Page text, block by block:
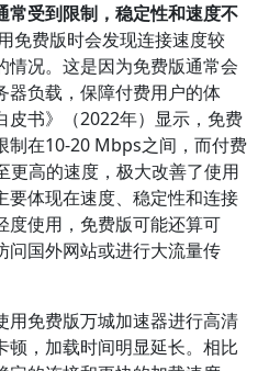
常受到限制，稳定性和速度不
免费版时会发现连接速度较
情况。这是因为免费版通常会
器负载，保障付费用户的体
皮书》（2022年）显示，免费
制在10-20 Mbps之间，而付费
高的速度，极大改善了使用
要体现在速度、稳定性和连接
度使用，免费版可能还算可
问国外网站或进行大流量传
用免费版万城加速器进行高清
顿，加载时间明显延长。相比